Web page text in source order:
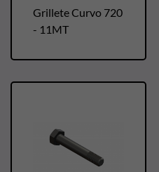
Grillete Curvo 720
- 11MT